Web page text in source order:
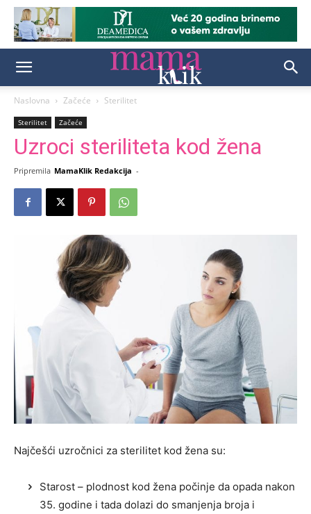
Naslovna Začeće Sterilitet
Sterilitet Začeće
Uzroci steriliteta kod žena
Pripremila MamaKlik Redakcija -
Najčešći uzročnici za sterilitet kod žena su:
Starost – plodnost kod žena počinje da opada nakon
35. godine i tada dolazi do smanjenja broja i